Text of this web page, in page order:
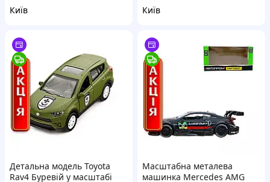
Київ
Київ
Детальна модель Toyota
Rav4 Буревій у масштабі
Масштабна металева
машинка Mercedes AMG